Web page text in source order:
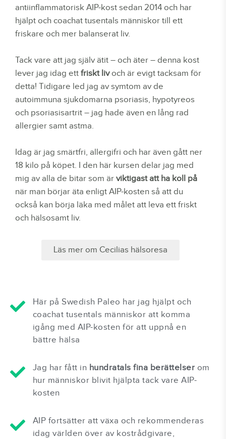
antiinflammatorisk AIP-kost sedan 2014 och har
hjälpt och coachat tusentals människor till ett
friskare och mer balanserat liv.
Tack vare att jag själv ätit – och äter – denna kost
lever jag idag ett friskt livoch är evigt tacksam för
detta! Tidigare led jag av symtom av de
autoimmuna sjukdomarna psoriasis, hypotyreos
och psoriasisartrit – jag hade även en lång rad
allergier samt astma.
Idag är jag smärtfri, allergifri och har även gått ner
18 kilo på köpet. I den här kursen delar jag med
mig av alla de bitar som är viktigast att ha koll på
när man börjar äta enligt AIP-kosten så att du
också kan börja läka med målet att leva ett friskt
och hälsosamt liv.
Läs mer om Cecilias hälsoresa
Här på Swedish Paleo har jag hjälpt och
coachat tusentals människor att komma
igång med AIP-kosten för att uppnå en
bättre hälsa
Jag har fått in hundratals fina berättelser om
hur människor blivit hjälpta tack vare AIP-
kosten
AIP fortsätter att växa och rekommenderas
idag världen över av kostrådgivare,